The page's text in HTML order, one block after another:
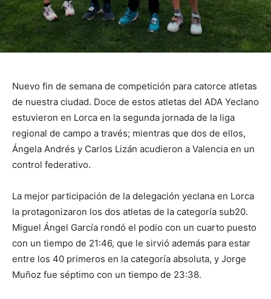
Nuevo fin de semana de competición para catorce atletas
de nuestra ciudad. Doce de estos atletas del ADA Yeclano
estuvieron en Lorca en la segunda jornada de la liga
regional de campo a través; mientras que dos de ellos,
Ángela Andrés y Carlos Lizán acudieron a Valencia en un
control federativo.
La mejor participación de la delegación yeclana en Lorca
la protagonizaron los dos atletas de la categoría sub20.
Miguel Ángel García rondó el podio con un cuarto puesto
con un tiempo de 21:46, que le sirvió además para estar
entre los 40 primeros en la categoría absoluta, y Jorge
Muñoz fue séptimo con un tiempo de 23:38.